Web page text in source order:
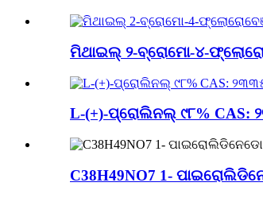
ମିଥାଇଲ୍ ୨-ବ୍ରୋମୋ-୪-
L-(+)-ପ୍ରୋଲିନଲ୍ ୯୮% CAS:
C38H49NO7 1-